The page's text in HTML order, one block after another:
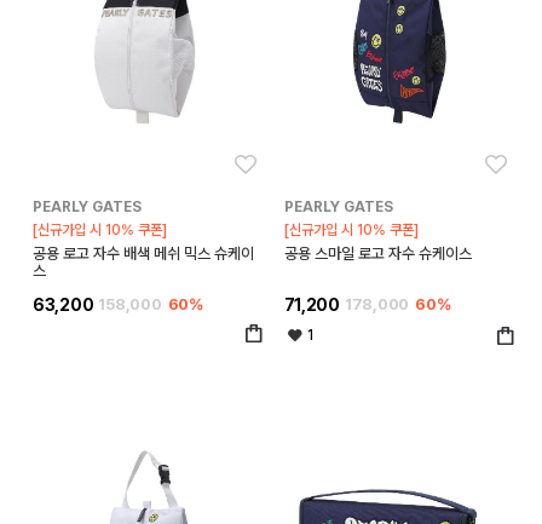
PEARLY GATES
[신규가입 시 10% 쿠폰]
공용 로고 자수 배색 메쉬 믹스 슈케이
스
63,200 158,000 60%
PEARLY GATES
[신규가입 시 10% 쿠폰]
공용 스마일 로고 자수 슈케이스
71,200 178,000 60%
1